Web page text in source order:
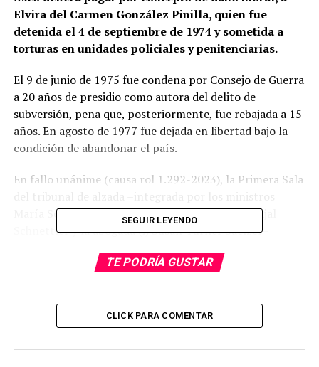
Elvira del Carmen González Pinilla, quien fue
detenida el 4 de septiembre de 1974 y sometida a
torturas en unidades policiales y penitenciarias.
El 9 de junio de 1975 fue condena por Consejo de Guerra
a 20 años de presidio como autora del delito de
subversión, pena que, posteriormente, fue rebajada a 15
años. En agosto de 1977 fue dejada en libertad bajo la
condición de abandonar el país.
En fallo unánime (causa rol 1.292-2023), la Primera Sala
María Soledad Piñeiro Fuenzalida, Rodrigo Carvajal
Schnettler y la abogada (i) Susan Turner Saelzer–
Juzgado Civil de Valdivia, con declaración que se
“Que, la indemnización a título de daño moral se fijará
en la suma que se consignará en lo resolutivo de este
SEGUIR LEYENDO
TE PODRÍA GUSTAR
CLICK PARA COMENTAR